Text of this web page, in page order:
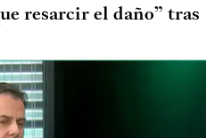
resarcir el daño” tras